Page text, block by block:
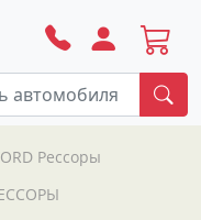
Рессоры